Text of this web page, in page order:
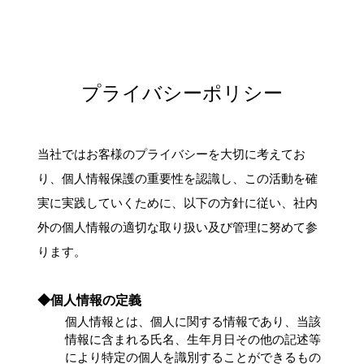
プライバシーポリシー
当社ではお客様のプライバシーを大切に考えてお
り、個人情報保護の重要性を認識し、この活動を確
実に実践していくために、以下の方針に従い、社内
外の個人情報の適切な取り扱い及び管理に努めて参
ります。
◆個人情報の定義
個人情報とは、個人に関する情報であり、当該
情報に含まれる氏名、生年月日その他の記述等
により特定の個人を識別することができるもの